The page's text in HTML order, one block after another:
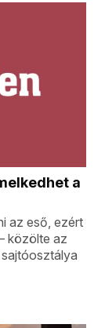
a
az eső, ezért
közölte az